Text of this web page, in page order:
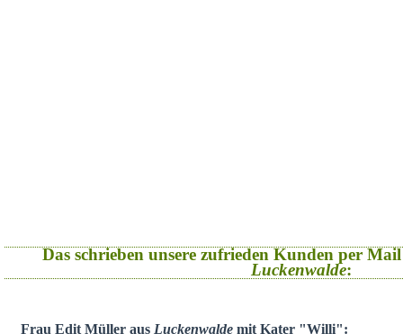
Das schrieben unsere zufrieden Kunden per
Luckenwalde:
Frau Edit Müller aus Luckenwalde mit Kater "Willi":